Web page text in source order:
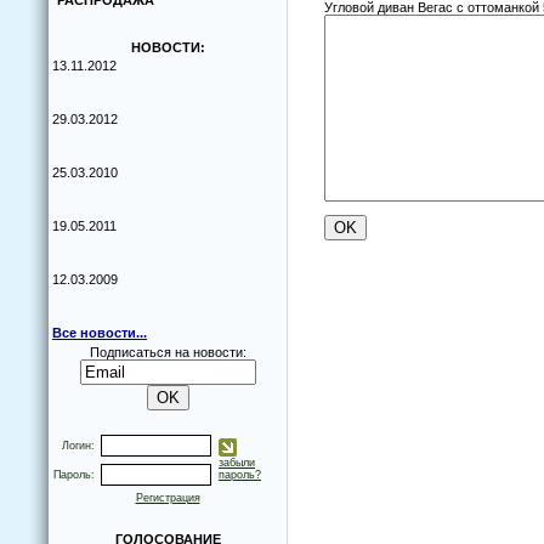
НОВОСТИ:
13.11.2012
29.03.2012
25.03.2010
19.05.2011
12.03.2009
Все новости...
Подписаться на новости:
Логин:
Пароль:
забыли
пароль?
Регистрация
ГОЛОСОВАНИЕ
Угловой диван Вегас с